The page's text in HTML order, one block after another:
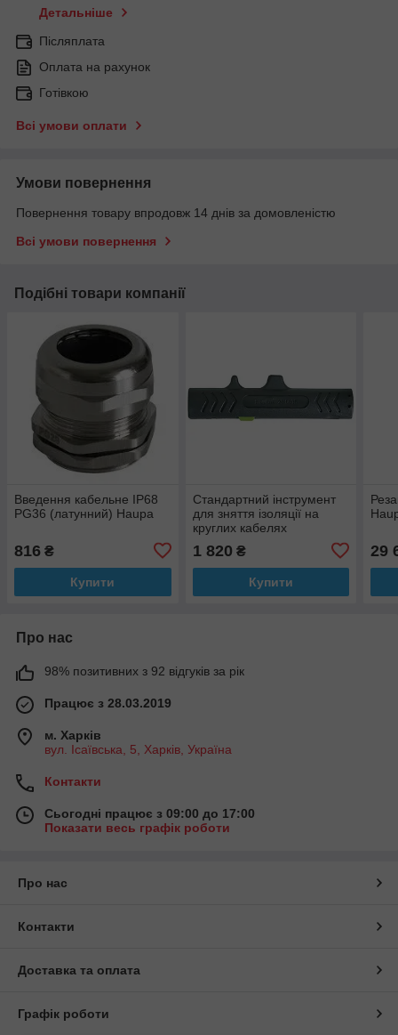
Детальніше
Післяплата
Оплата на рахунок
Готівкою
Всі умови оплати
Умови повернення
Повернення товару впродовж 14 днів за домовленістю
Всі умови повернення
Подібні товари компанії
Введення кабельне IP68
PG36 (латунний) Haupa
816 ₴
Купити
Стандартний інструмент
для зняття ізоляції на
круглих кабелях
(Haupa)
1 820 ₴
Купити
29
Про нас
98% позитивних з 92 відгуків за рік
Працює з 28.03.2019
м. Харків
вул. Ісаївська, 5, Харків, Україна
Контакти
Сьогодні працює з 09:00 до 17:00
Показати весь графік роботи
Про нас
Контакти
Доставка та оплата
Графік роботи